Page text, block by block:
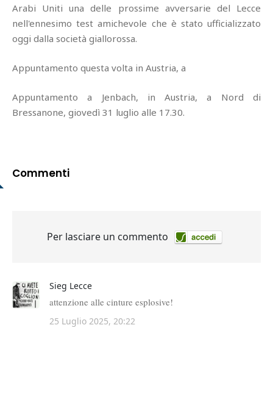
Arabi Uniti una delle prossime avversarie del Lecce
nell'ennesimo test amichevole che è stato ufficializzato
oggi dalla società giallorossa.
Appuntamento questa volta in Austria, a
Appuntamento a Jenbach, in Austria, a Nord di
Bressanone, giovedì 31 luglio alle 17.30.
Commenti